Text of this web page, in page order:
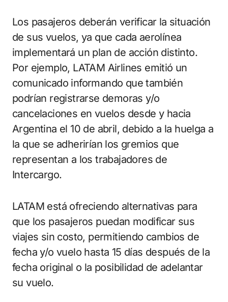
Los pasajeros deberán verificar la situación
de sus vuelos, ya que cada aerolínea
implementará un plan de acción distinto.
Por ejemplo, LATAM Airlines emitió un
comunicado informando que también
podrían registrarse demoras y/o
cancelaciones en vuelos desde y hacia
Argentina el 10 de abril, debido a la huelga a
la que se adherirían los gremios que
representan a los trabajadores de
Intercargo.
LATAM está ofreciendo alternativas para
que los pasajeros puedan modificar sus
viajes sin costo, permitiendo cambios de
fecha y/o vuelo hasta 15 días después de la
fecha original o la posibilidad de adelantar
su vuelo.